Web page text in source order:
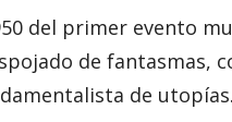
del primer evento
de fantasmas,
de utopías.